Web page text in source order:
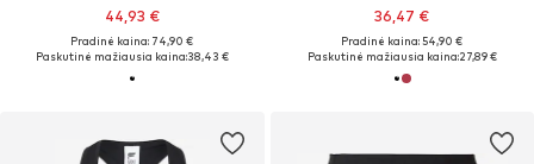
44,93 €
Pradinė kaina: 74,90 €
Paskutinė mažiausia kaina:38,43 €
36,47 €
Pradinė kaina: 54,90 €
Paskutinė mažiausia kaina:27,89 €